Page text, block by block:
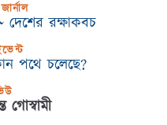
দেশের রক্ষাকবচ
পথে চলেছে?
গোস্বামী